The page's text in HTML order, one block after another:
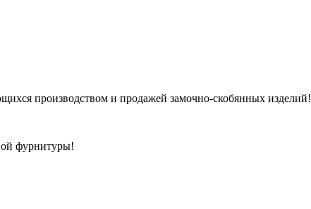
производством и продажей замочно-скобянных изделий!
фурнитуры!